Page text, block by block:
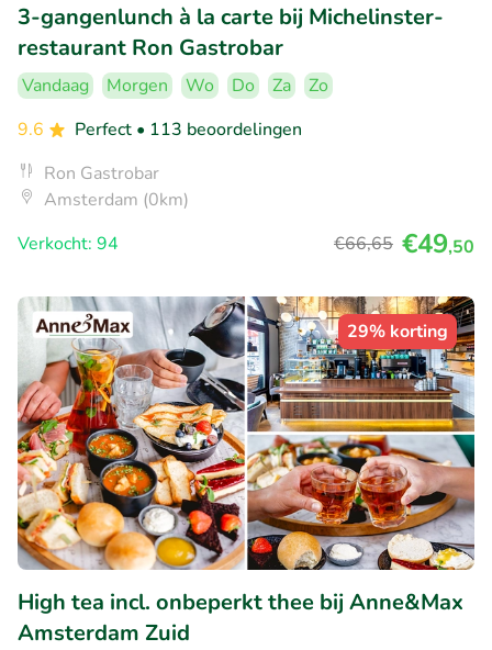
3-gangenlunch à la carte bij Michelinster-
restaurant Ron Gastrobar
Vandaag Morgen Wo Do Za
Zo
9.6
Perfect • 113 beoordelingen
Ron Gastrobar
Amsterdam (0km)
Verkocht: 94
€66,65 €49,50
29% korting
High tea incl. onbeperkt thee bij Anne&Max
Amsterdam Zuid